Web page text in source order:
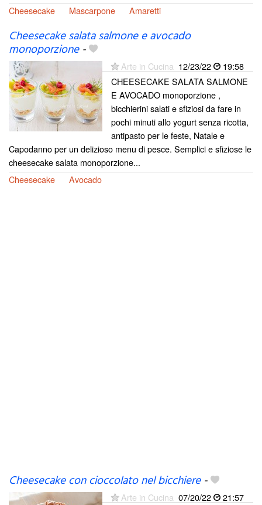
Cheesecake
Mascarpone Amaretti
Cheesecake salata salmone e avocado
monoporzione-
Arte in Cucina 12/23/22
19:58
CHEESECAKE SALATA SALMONE
E AVOCADO monoporzione ,
bicchierini salati e sfiziosi da fare in
pochi minuti allo yogurt senza ricotta,
antipasto per le feste, Natale e
Capodanno per un delizioso menu di pesce. Semplici e sfiziose le
cheesecake salata monoporzione...
Cheesecake
Avocado
Cheesecake con cioccolato nel bicchiere-
Arte in Cucina 07/20/22
21:57